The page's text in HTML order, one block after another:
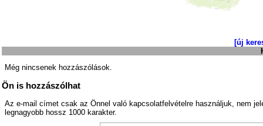
[új
Még nincsenek hozzászólások.
Ön is hozzászólhat
Az e-mail címet csak az Önnel való kapcsolatfelvételre használjuk, nem
legnagyobb hossz 1000 karakter.